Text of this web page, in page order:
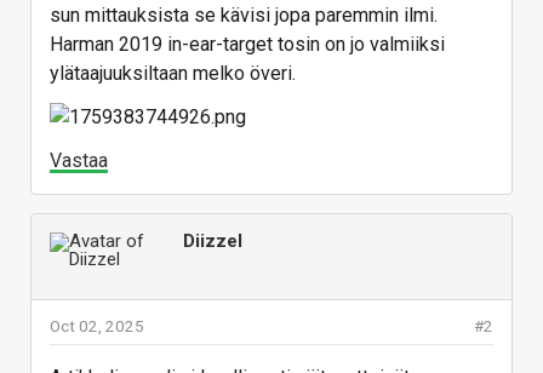
sun mittauksista se kävisi jopa paremmin ilmi.
Harman 2019 in-ear-target tosin on jo valmiiksi
ylätaajuuksiltaan melko överi.
Vastaa
Diizzel
#2
Oct 02, 2025